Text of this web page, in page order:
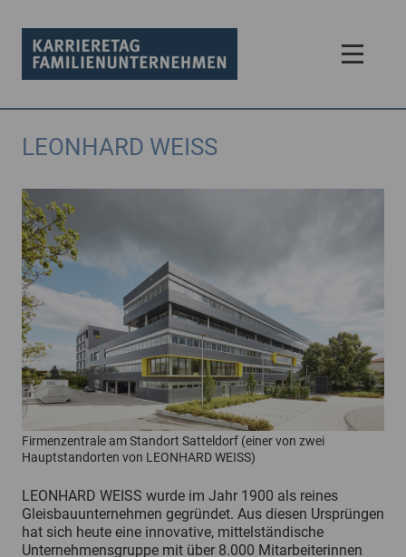
LEONHARD WEISS
Firmenzentrale am Standort Satteldorf (einer von zwei
Hauptstandorten von LEONHARD WEISS)
LEONHARD WEISS wurde im Jahr 1900 als reines
Gleisbauunternehmen gegründet. Aus diesen Ursprüngen
hat sich heute eine innovative, mittelständische
Unternehmensgruppe mit über 8.000 Mitarbeiterinnen